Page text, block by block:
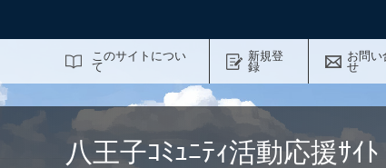
このサイトについ
て
新規登
録
お問い
せ
八王子ｺﾐｭﾆﾃｨ活動応援ｻ